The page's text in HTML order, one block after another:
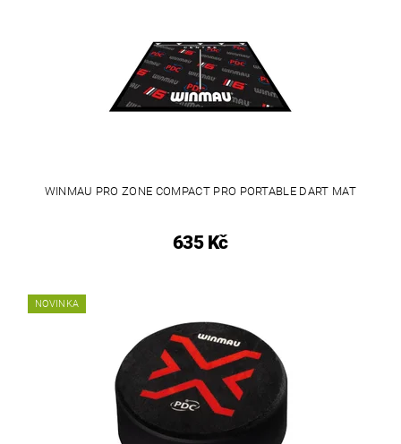
WINMAU PRO ZONE COMPACT PRO PORTABLE DART MAT
635 Kč
NOVINKA